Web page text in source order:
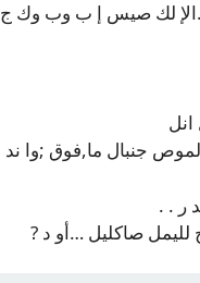
لك صيس إ ب وب وك ج
جنبال ما,فوق ;وا ند
ر . .
صاكليل …أو د ?